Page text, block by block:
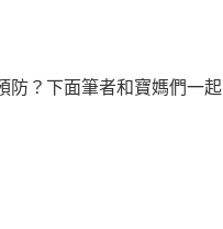
防？下面筆者和寶媽們一起